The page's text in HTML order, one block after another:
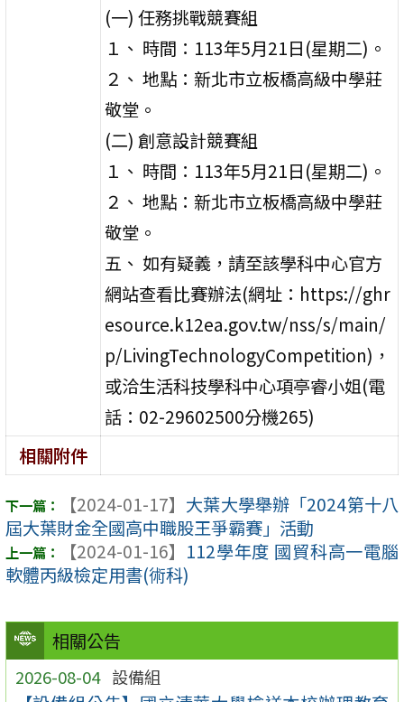
相關公告
2026-08-04 設備組
(一) 任務挑戰競賽組
１、 時間：113年5月21日(星期二)。
２、 地點：新北市立板橋高級中學莊
敬堂。
(二) 創意設計競賽組
１、 時間：113年5月21日(星期二)。
２、 地點：新北市立板橋高級中學莊
敬堂。
五、 如有疑義，請至該學科中心官方
網站查看比賽辦法(網址：https://ghr
esource.k12ea.gov.tw/nss/s/main/
p/LivingTechnologyCompetition)，
或洽生活科技學科中心項亭睿小姐(電
話：02-29602500分機265)
相關附件
【2024-01-17】 大葉大學舉辦「2024第十八
屆大葉財金全國高中職股王爭霸賽」活動
【2024-01-16】 112學年度 國貿科高一電腦
軟體丙級檢定用書(術科)